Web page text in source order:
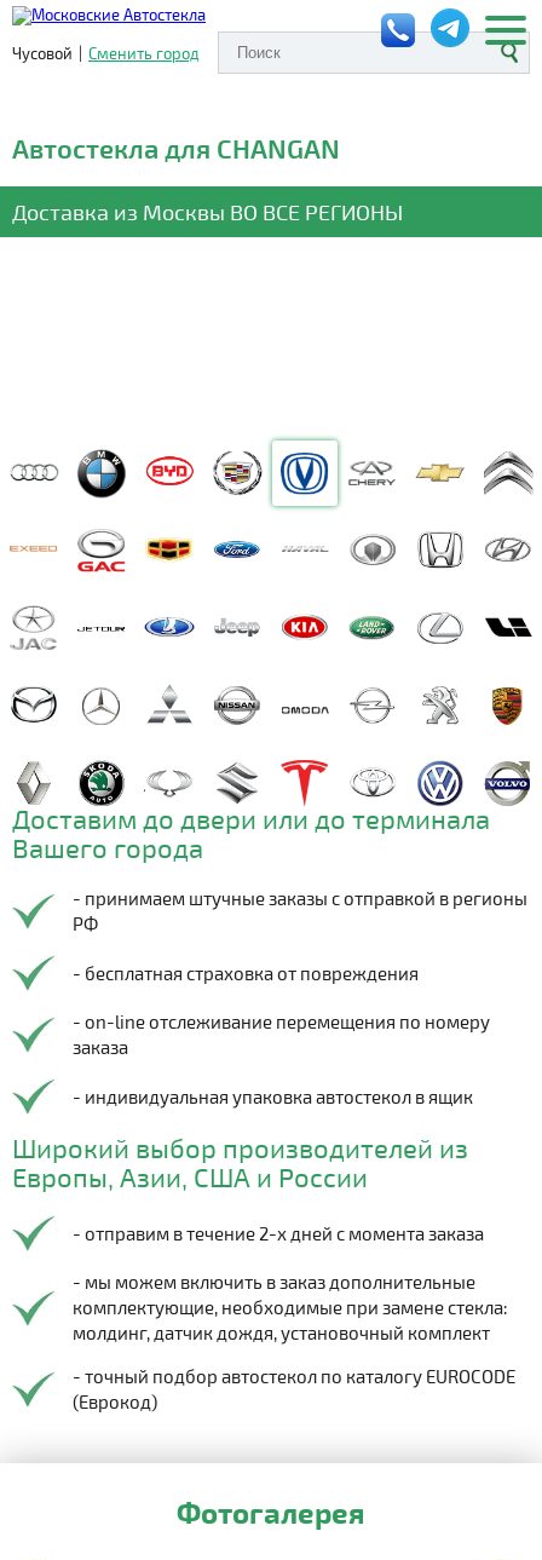
Чусовой | Сменить город
Автостекла для CHANGAN
Доставка из Москвы ВО ВСЕ РЕГИОНЫ
Доставим до двери или до терминала
Вашего города
- принимаем штучные заказы с отправкой в регионы
РФ
- бесплатная страховка от повреждения
- on-line отслеживание перемещения по номеру
заказа
- индивидуальная упаковка автостекол в ящик
Широкий выбор производителей из
Европы, Азии, США и России
- отправим в течение 2-х дней с момента заказа
- мы можем включить в заказ дополнительные
комплектующие, необходимые при замене стекла:
молдинг, датчик дождя, установочный комплект
- точный подбор автостекол по каталогу EUROCODE
(Еврокод)
Фотогалерея